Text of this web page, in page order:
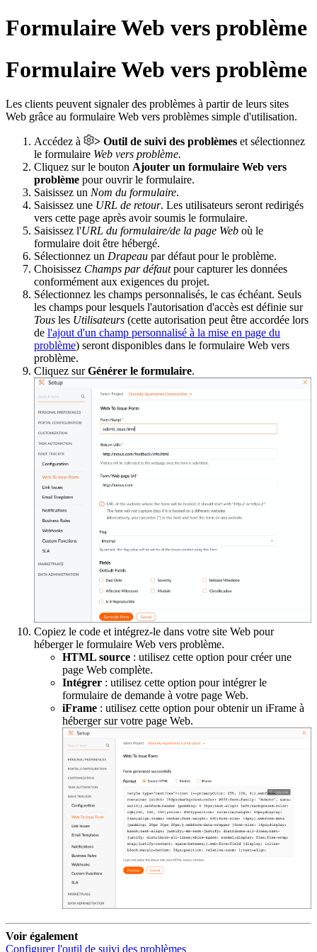
Formulaire Web vers problème
Formulaire Web vers problème
Les clients peuvent signaler des problèmes à partir de leurs sites
Web grâce au formulaire Web vers problèmes simple d'utilisation.
Accédez à > Outil de suivi des problèmes et sélectionnez
le formulaire Web vers problème.
Cliquez sur le bouton Ajouter un formulaire Web vers
problème pour ouvrir le formulaire.
Saisissez un Nom du formulaire.
Saisissez une URL de retour. Les utilisateurs seront redirigés
vers cette page après avoir soumis le formulaire.
Saisissez l'URL du formulaire/de la page Web où le
formulaire doit être hébergé.
Sélectionnez un Drapeau par défaut pour le problème.
Choisissez Champs par défautpour capturer les données
conformément aux exigences du projet.
Sélectionnez les champs personnalisés, le cas échéant. Seuls
les champs pour lesquels l'autorisation d'accès est définie sur
Tous les Utilisateurs (cette autorisation peut être accordée lors
de l'ajout d'un champ personnalisé à la mise en page du
problème) seront disponibles dans le formulaire Web vers
problème.
Cliquez surGénérer le formulaire.
Copiez le code et intégrez-le dans votre site Web pour
héberger le formulaire Web vers problème.
HTML source : utilisez cette option pour créer une
page Web complète.
Intégrer : utilisez cette option pour intégrer le
formulaire de demande à votre page Web.
iFrame : utilisez cette option pour obtenir un iFrame à
héberger sur votre page Web.
Voir également
Configurer l'outil de suivi des problèmes